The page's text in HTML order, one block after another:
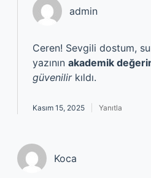
admin
Ceren! Sevgili dostum,
yazının akademik
güvenilirkıldı.
Kasım 15, 2025 Yanıtla
Koca